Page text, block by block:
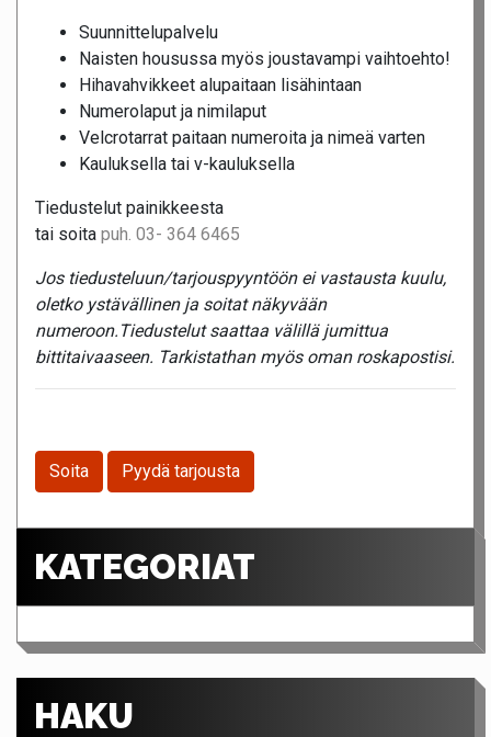
Suunnittelupalvelu
Naisten housussa myös joustavampi vaihtoehto!
Hihavahvikkeet alupaitaan lisähintaan
Numerolaput ja nimilaput
Velcrotarrat paitaan numeroita ja nimeä varten
Kauluksella tai v-kauluksella
Tiedustelut painikkeesta
tai soita puh. 03- 364 6465
Jos tiedusteluun/tarjouspyyntöön ei vastausta kuulu,
oletko ystävällinen ja soitat näkyvään
numeroon.Tiedustelut saattaa välillä jumittua
bittitaivaaseen. Tarkistathan myös oman roskapostisi.
Soita Pyydä tarjousta
KATEGORIAT
HAKU